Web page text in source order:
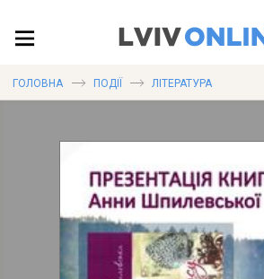
ПУБЛІКАЦІЇ
ГОЛОВНА ПОДІЇ ЛІТЕРАТУРА